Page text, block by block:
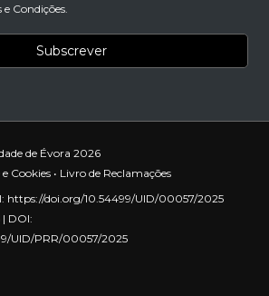
Condições.
de Évora 2026
Cookies • Livro de Reclamações
https://doi.org/10.54499/UID/00057/2025
DOI:
UID/PRR/00057/2025